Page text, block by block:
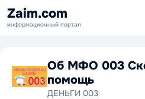
Zaim.com
информационный портал
Об МФО 003
помощь
ДЕНЬГИ 003